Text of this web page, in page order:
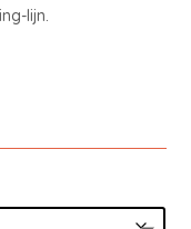
lijn.